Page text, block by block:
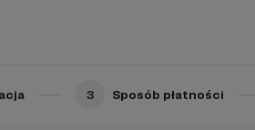
3 Sposób płatności